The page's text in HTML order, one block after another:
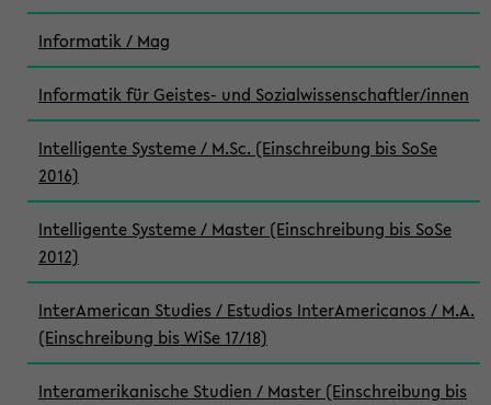
Informatik / Mag
Informatik für Geistes- und Sozialwissenschaftler/innen
Intelligente Systeme / M.Sc. (Einschreibung bis SoSe
2016)
Intelligente Systeme / Master (Einschreibung bis SoSe
2012)
InterAmerican Studies / Estudios InterAmericanos / M.A.
(Einschreibung bis WiSe 17/18)
Interamerikanische Studien / Master (Einschreibung bis